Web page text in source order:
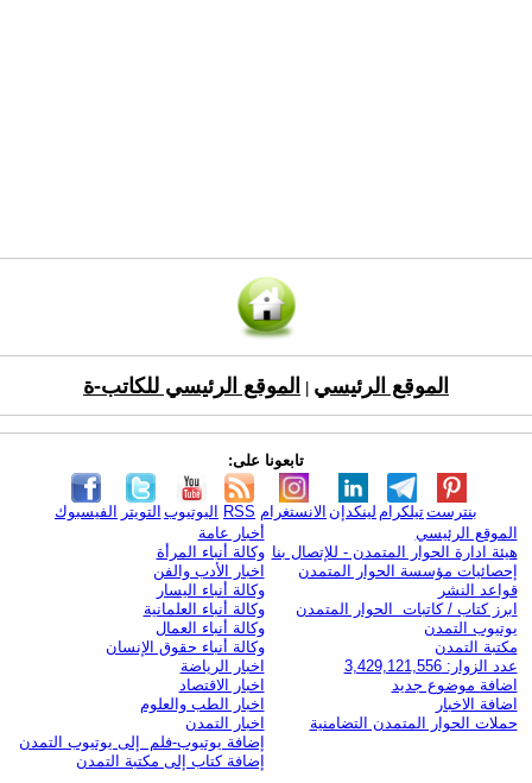
الموقع الرئيسي الموقع الرئيسي للكاتب-ة
تابعونا على:
الفيسبوك التويتر اليوتيوب RSS الانستغرام لينكدإن تيلكرامبنترست
الموقع الرئيسي
هيئة ادارة الحوار المتمدن - للإتصال بنا
إحصائيات مؤسسة الحوار المتمدن
قواعد النشر
ابرز كتاب / كاتبات الحوار المتمدن
يوتيوب التمدن
مكتبة التمدن
عدد الزوار: 3,429,121,556
اضافة موضوع جديد
اضافة الاخبار
حملات الحوار المتمدن التضامنية
أخبار عامة
وكالة أنباء المرأة
اخبار الأدب والفن
وكالة أنباء اليسار
وكالة أنباء العلمانية
وكالة أنباء العمال
وكالة أنباء حقوق الإنسان
اخبار الرياضة
اخبار الاقتصاد
اخبار الطب والعلوم
اخبار التمدن
إضافة يوتيوب-فلم إلى يوتيوب التمدن
إضافة كتاب إلى مكتبة التمدن